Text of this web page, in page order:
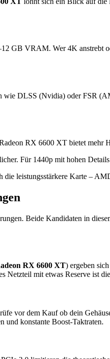
GB VRAM. Wer 4K anstrebt
DLSS (Nvidia) oder FSR
RX 6600 XT bietet mehr
Für 1440p mit hohen
leistungsstärkere Karte –
Beide Kandidaten in
RX 6600 XT) ergeben
mit etwas Reserve ist
vor dem Kauf ob dein
und konstante Boost-Taktraten.